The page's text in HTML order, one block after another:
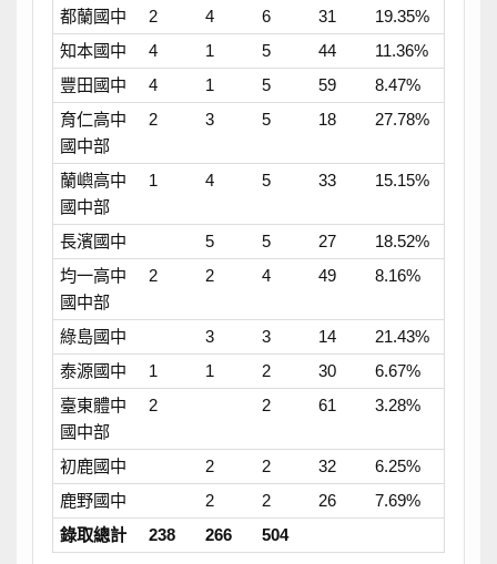
都蘭國中
2 4 6 31
19.35%
知本國中
4 1 5 44
11.36%
豐田國中
4 1 5 59
8.47%
育仁高中
國中部
2 3 5 18 27.78%
蘭嶼高中
國中部
1 4 5 33 15.15%
長濱國中 5 5 27
18.52%
均一高中
國中部
2 2 4 49 8.16%
綠島國中 3 3 14
21.43%
泰源國中
1 1 2 30
6.67%
臺東體中
國中部
2 2 61 3.28%
初鹿國中 2 2 32
6.25%
鹿野國中
2 2 26
7.69%
錄取總計
238 266 504